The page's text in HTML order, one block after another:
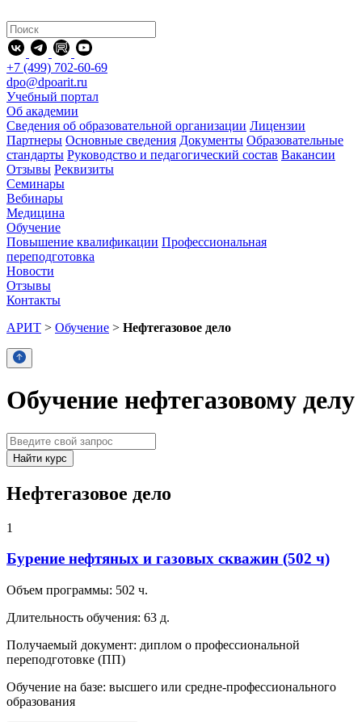
+7 (499) 702-60-69
dpo@dpoarit.ru
Учебный портал
Об академии
Сведения об образовательной организации Лицензии
Партнеры Основные сведения Документы Образовательные
стандарты Руководство и педагогический состав Вакансии
Отзывы Реквизиты
Семинары
Вебинары
Медицина
Обучение
Повышение квалификации Профессиональная
переподготовка
Новости
Отзывы
Контакты
АРИТ > Обучение > Нефтегазовое дело
Обучение нефтегазовому делу
Найти курс
Нефтегазовое дело
1
Бурение нефтяных и газовых скважин (502 ч)
Объем программы: 502 ч.
Длительность обучения: 63 д.
Получаемый документ: диплом о профессиональной
переподготовке (ПП)
Обучение на базе: высшего или средне-профессионального
образования